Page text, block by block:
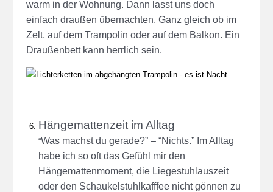
warm in der Wohnung. Dann lasst uns doch
einfach draußen übernachten. Ganz gleich ob im
Zelt, auf dem Trampolin oder auf dem Balkon. Ein
Draußenbett kann herrlich sein.
Hängemattenzeit im Alltag
“Was machst du gerade?” – “Nichts.” Im Alltag
habe ich so oft das Gefühl mir den
Hängemattenmoment, die Liegestuhlauszeit
oder den Schaukelstuhlkafffee nicht gönnen zu